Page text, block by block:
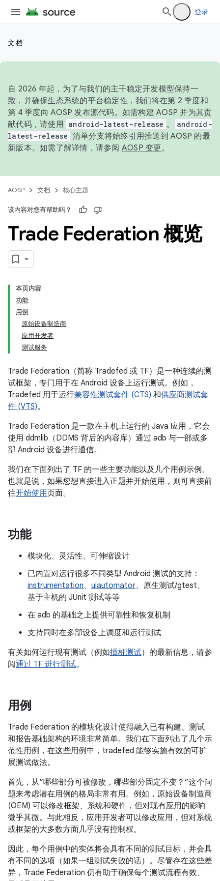
登录
文档
自 2026 年起，为了与我们的主干稳定开发模型保持一
致，并确保生态系统的平台稳定性，我们将在第 2 季度和
第 4 季度向 AOSP 发布源代码。如需构建 AOSP 并为其贡
献代码，请使用 android-latest-release 。
android-
latest-release 清单分支将始终引用推送到 AOSP 的最
新版本。如需了解详情，请参阅 AOSP 变更。
AOSP 文档 核心主题
该内容对您有帮助吗？
Trade Federation 概览
本页内容
功能
用例
原始设备制造商
应用开发者
测试服务
Trade Federation（简称 Tradefed 或 TF）是一种连续的测
试框架，专门用于在 Android 设备上运行测试。例如，
Tradefed 用于运行兼容性测试套件 (CTS) 和供应商测试套
件 (VTS)。
Trade Federation 是一款在主机上运行的 Java 应用，它会
使用 ddmlib（DDMS 背后的内容库）通过 adb 与一部或多
部 Android 设备进行通信。
我们在下面列出了 TF 的一些主要功能以及几个用例示例。
也就是说，如果您想直接进入正题并开始使用，则可直接前
往开始使用页面。
功能
模块化、灵活性、可伸缩设计
已内置对运行很多不同类型 Android 测试的支持：
instrumentation、 uiautomator、原生测试/gtest、
基于主机的 JUnit 测试等等
在 adb 的基础之上提供可靠性和恢复机制
支持同时在多部设备上调度和运行测试
有关如何运行现有测试（例如插桩测试）的最新信息，请参
阅通过 TF 进行测试。
用例
Trade Federation 的模块化设计使得融入已有构建、测试
和报告基础架构的环境非常简单。我们在下面列出了几个示
范性用例，在这些用例中，tradefed 能够实施有效的可扩
展测试做法。
首先，从“哪些部分可被修改，哪些部分固定不变？”这个问
题来考虑潜在用例的格局非常有用。例如，原始设备制造商
(OEM) 可以修改框架、系统和硬件，但对现有应用的影响
微乎其微。与此相反，应用开发者可以修改应用，但对系统
或框架的大多数方面几乎没有控制权。
因此，每个用例中的实体将会具有不同的测试目标，并会具
有不同的选项（如果一组测试失败的话）。尽管存在这些差
异，Trade Federation 仍有助于确保每个测试流程有效、